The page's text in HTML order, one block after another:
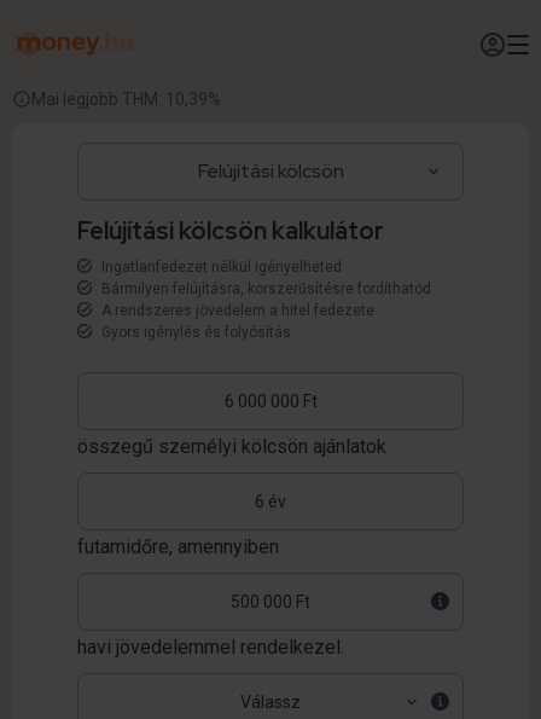
Mai legjobb THM: 10,39%
Felújítási kölcsön kalkulátor
Ingatlanfedezet nélkül igényelheted
Bármilyen felújításra, korszerűsítésre fordíthatod
A rendszeres jövedelem a hitel fedezete
Gyors igénylés és folyósítás
összegű személyi kölcsön ajánlatok
futamidőre, amennyiben
havi jövedelemmel rendelkezel.